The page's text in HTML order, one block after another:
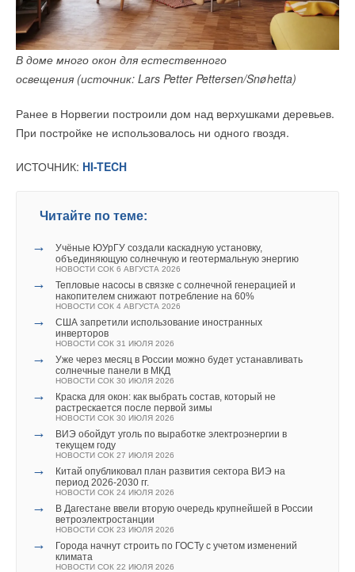
В доме много окон для естественного
освещения (источник: Lars Petter Pettersen/Snøhetta)
Ранее в Норвегии построили дом над верхушками деревьев.
При постройке не использовалось ни одного гвоздя.
ИСТОЧНИК: HI-TECH
Читайте по теме:
→
Учёные ЮУрГУ создали каскадную установку,
объединяющую солнечную и геотермальную энергию
НОВОСТИ СОК 6 АВГУСТА 2026
→
Тепловые насосы в связке с солнечной генерацией и
накопителем снижают потребление на 60%
НОВОСТИ СОК 4 АВГУСТА 2026
→
США запретили использование иностранных
инверторов
НОВОСТИ СОК 31 ИЮЛЯ 2026
→
Уже через месяц в России можно будет устанавливать
солнечные панели в МКД
НОВОСТИ СОК 30 ИЮЛЯ 2026
→
Краска для окон: как выбрать состав, который не
растрескается после первой зимы
НОВОСТИ СОК 30 ИЮЛЯ 2026
→
ВИЭ обойдут уголь по выработке электроэнергии в
текущем году
НОВОСТИ СОК 27 ИЮЛЯ 2026
→
Китай опубликовал план развития сектора ВИЭ на
период 2026-2030 гг.
НОВОСТИ СОК 24 ИЮЛЯ 2026
→
В Дагестане ввели вторую очередь крупнейшей в России
ветроэлектростанции
НОВОСТИ СОК 23 ИЮЛЯ 2026
→
Города начнут строить по ГОСТу с учетом изменений
климата
НОВОСТИ СОК 22 ИЮЛЯ 2026